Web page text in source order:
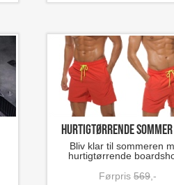
hurtigtørrende sommer
Bliv klar til sommeren
hurtigtørrende
Førpris569 ,-